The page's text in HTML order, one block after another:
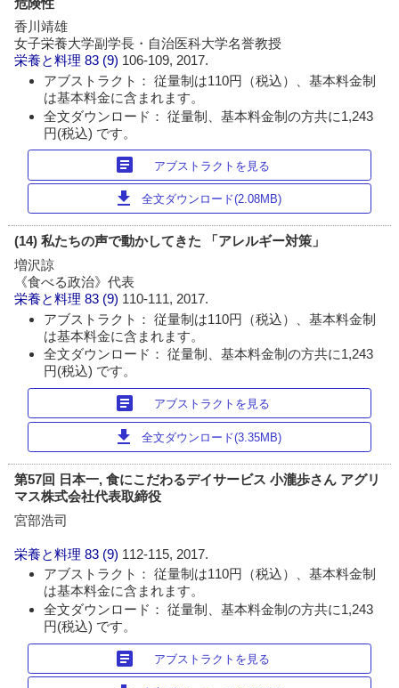
香川靖雄
女子栄養大学副学長・自治医科大学名誉教授
栄養と料理 83 (9) 106-109, 2017.
アブストラクト： 従量制は110円（税込）、基本料金制
は基本料金に含まれます。
全文ダウンロード： 従量制、基本料金制の方共に1,243
円(税込) です。
article アブストラクトを見る
download 全文ダウンロード(2.08MB)
(14) 私たちの声で動かしてきた 「アレルギー対策」
増沢諒
《食べる政治》代表
栄養と料理 83 (9) 110-111, 2017.
アブストラクト： 従量制は110円（税込）、基本料金制
は基本料金に含まれます。
全文ダウンロード： 従量制、基本料金制の方共に1,243
円(税込) です。
article アブストラクトを見る
download 全文ダウンロード(3.35MB)
第57回 日本一, 食にこだわるデイサービス 小瀧歩さん アグリ
マス株式会社代表取締役
宮部浩司
栄養と料理 83 (9) 112-115, 2017.
アブストラクト： 従量制は110円（税込）、基本料金制
は基本料金に含まれます。
全文ダウンロード： 従量制、基本料金制の方共に1,243
円(税込) です。
article アブストラクトを見る